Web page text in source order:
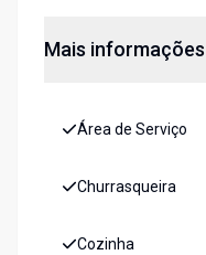
Mais informações
Área de Serviço
Churrasqueira
Cozinha